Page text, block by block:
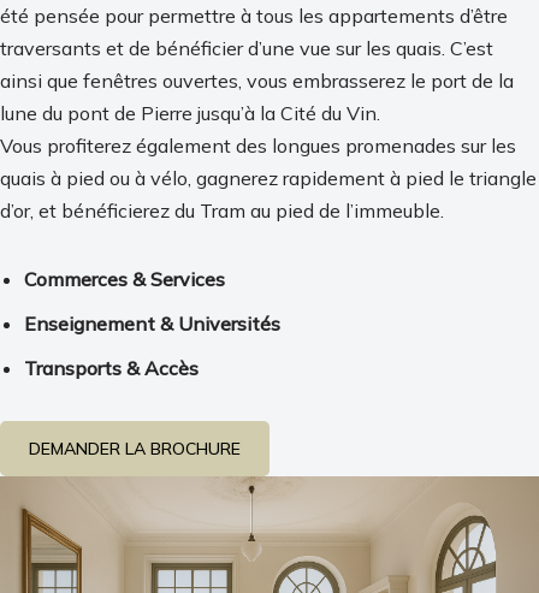
été pensée pour permettre à tous les appartements d’être
traversants et de bénéficier d’une vue sur les quais. C’est
ainsi que fenêtres ouvertes, vous embrasserez le port de la
lune du pont de Pierre jusqu’à la Cité du Vin.
Vous profiterez également des longues promenades sur les
quais à pied ou à vélo, gagnerez rapidement à pied le triangle
d’or, et bénéficierez du Tram au pied de l’immeuble.
Commerces & Services
Enseignement & Universités
Transports & Accès
DEMANDER LA BROCHURE